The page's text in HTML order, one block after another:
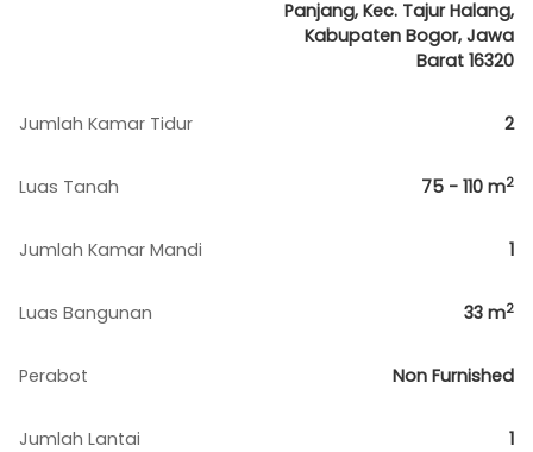
Panjang, Kec. Tajur Halang,
Kabupaten Bogor, Jawa
Barat 16320
Jumlah Kamar Tidur 2
Luas Tanah 75 - 110 m2
Jumlah Kamar Mandi 1
Luas Bangunan 33 m2
Perabot Non Furnished
Jumlah Lantai 1